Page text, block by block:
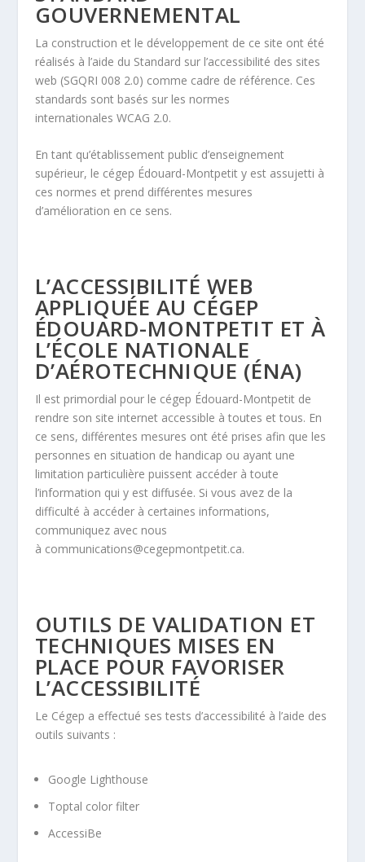
GOUVERNEMENTAL
La construction et le développement de ce site ont été
réalisés à l’aide du Standard sur l’accessibilité des sites
web (SGQRI 008 2.0) comme cadre de référence. Ces
standards sont basés sur les normes
internationales WCAG 2.0.
En tant qu’établissement public d’enseignement
supérieur, le cégep Édouard-Montpetit y est assujetti à
ces normes et prend différentes mesures
d’amélioration en ce sens.
L’ACCESSIBILITÉ WEB
APPLIQUÉE AU CÉGEP
ÉDOUARD-MONTPETIT ET À
L’ÉCOLE NATIONALE
D’AÉROTECHNIQUE (ÉNA)
Il est primordial pour le cégep Édouard-Montpetit de
rendre son site internet accessible à toutes et tous. En
ce sens, différentes mesures ont été prises afin que les
personnes en situation de handicap ou ayant une
limitation particulière puissent accéder à toute
l’information qui y est diffusée. Si vous avez de la
difficulté à accéder à certaines informations,
communiquez avec nous
à communications@cegepmontpetit.ca.
OUTILS DE VALIDATION ET
TECHNIQUES MISES EN
PLACE POUR FAVORISER
L’ACCESSIBILITÉ
Le Cégep a effectué ses tests d’accessibilité à l’aide des
outils suivants :
Google Lighthouse
Toptal color filter
AccessiBe